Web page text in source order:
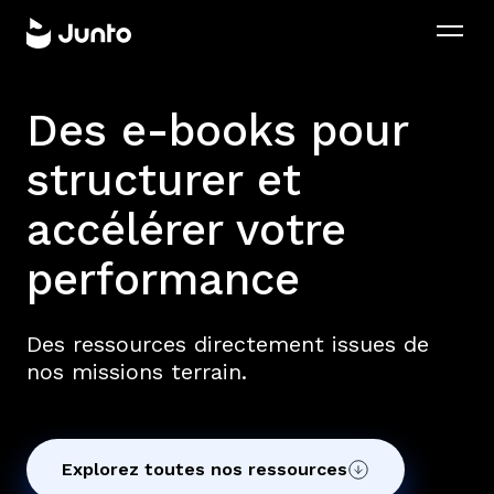
Des e-books pour
structurer et
accélérer votre
performance
Des ressources directement issues de
nos missions terrain.
Explorez toutes nos ressources